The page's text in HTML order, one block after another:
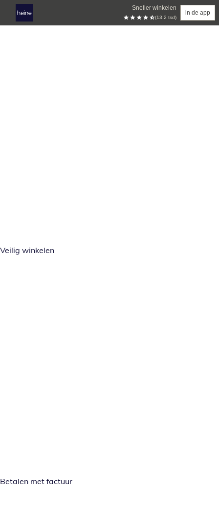
Sneller winkelen
(13.2 tsd)
in de app
Veilig winkelen
Betalen met factuur